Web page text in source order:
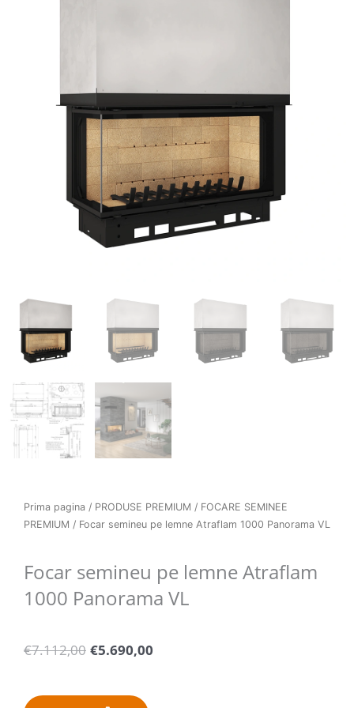
Prima pagina / PRODUSE PREMIUM / FOCARE SEMINEE
PREMIUM / Focar semineu pe lemne Atraflam 1000 Panorama VL
Focar semineu pe lemne Atraflam
1000 Panorama VL
€7.112,00 Pretul
€5.690,00